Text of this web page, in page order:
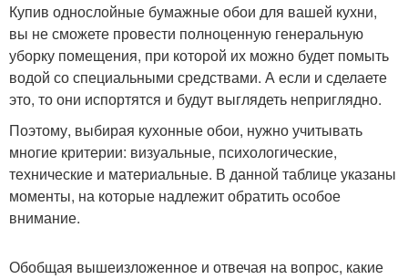
Купив однослойные бумажные обои для вашей кухни,
вы не сможете провести полноценную генеральную
уборку помещения, при которой их можно будет помыть
водой со специальными средствами. А если и сделаете
это, то они испортятся и будут выглядеть неприглядно.
Поэтому, выбирая кухонные обои, нужно учитывать
многие критерии: визуальные, психологические,
технические и материальные. В данной таблице указаны
моменты, на которые надлежит обратить особое
внимание.
Обобщая вышеизложенное и отвечая на вопрос, какие